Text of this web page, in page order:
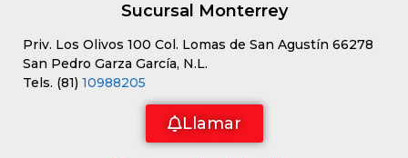
Sucursal Monterrey
Priv. Los Olivos 100 Col. Lomas de San Agustín 66278
San Pedro Garza García, N.L.
Tels. (81) 10988205
Llamar